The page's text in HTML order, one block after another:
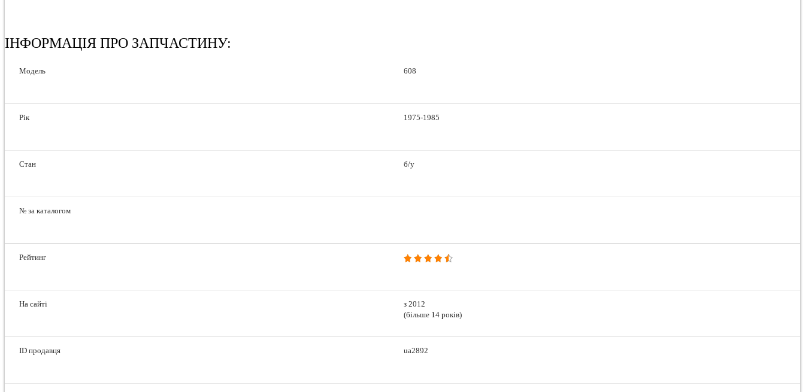
ІНФОРМАЦІЯ ПРО ЗАПЧАСТИНУ:
Модель 608
Рік 1975-1985
Стан б/у
№ за каталогом
Рейтинг
На сайті
з 2012
(більше 14 років)
ID продавця ua2892